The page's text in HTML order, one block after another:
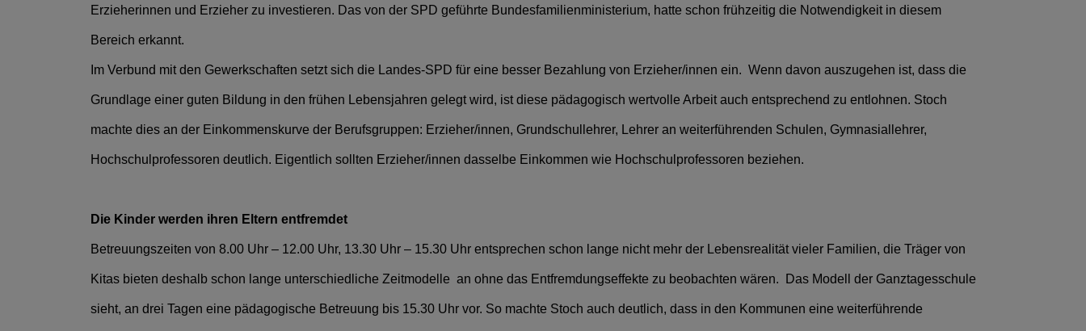
Erzieherinnen und Erzieher zu investieren. Das von der SPD geführte Bundesfamilienministerium, hatte schon frühzeitig die Notwendigkeit in diesem
Bereich erkannt.
Im Verbund mit den Gewerkschaften setzt sich die Landes-SPD für eine besser Bezahlung von Erzieher/innen ein. Wenn davon auszugehen ist, dass die
Grundlage einer guten Bildung in den frühen Lebensjahren gelegt wird, ist diese pädagogisch wertvolle Arbeit auch entsprechend zu entlohnen. Stoch
machte dies an der Einkommenskurve der Berufsgruppen: Erzieher/innen, Grundschullehrer, Lehrer an weiterführenden Schulen, Gymnasiallehrer,
Hochschulprofessoren deutlich. Eigentlich sollten Erzieher/innen dasselbe Einkommen wie Hochschulprofessoren beziehen.
Die Kinder werden ihren Eltern entfremdet
Betreuungszeiten von 8.00 Uhr – 12.00 Uhr, 13.30 Uhr – 15.30 Uhr entsprechen schon lange nicht mehr der Lebensrealität vieler Familien, die Träger von
Kitas bieten deshalb schon lange unterschiedliche Zeitmodelle an ohne das Entfremdungseffekte zu beobachten wären. Das Modell der Ganztagesschule
sieht, an drei Tagen eine pädagogische Betreuung bis 15.30 Uhr vor. So machte Stoch auch deutlich, dass in den Kommunen eine weiterführende